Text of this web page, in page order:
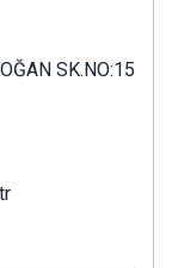
SK.NO:15